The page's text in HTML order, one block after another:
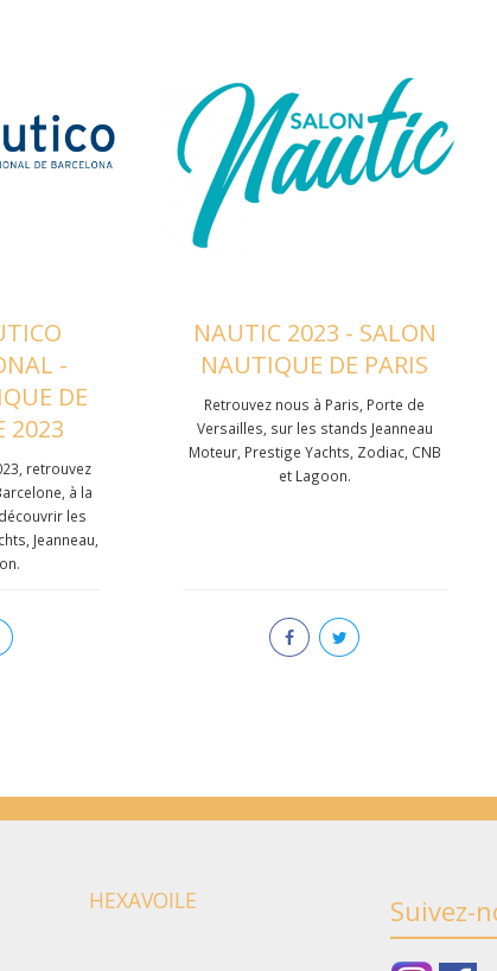
-
DE
2023
retrouvez
à la
les
Jeanneau,
NAUTIC 2023 - SALON
NAUTIQUE DE PARIS
Retrouvez nous à Paris, Porte de
Versailles, sur les stands Jeanneau
Moteur, Prestige Yachts, Zodiac, CNB
et Lagoon.
HEXAVOILE Suivez-